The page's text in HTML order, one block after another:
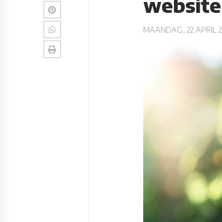
website
MAANDAG, 22 APRIL